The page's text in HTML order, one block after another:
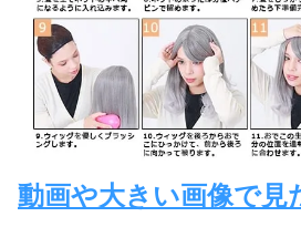
動画や大きい画像で見